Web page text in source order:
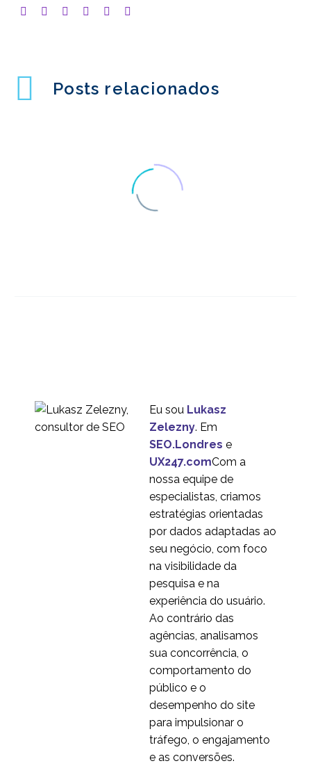
Posts relacionados
Estudos de Diário de
Experiência do Usuário
1
12 mar 2014
UX de plataformas de
moedas criptográficas
4
11 de junho de 2019
Abandono da cesta de
comércio eletrônico e
experiência do usuário1
Ferramentas móveis
2
A diferença entre
pesquisa de mercado e
experiência do usuário
6
Projeto centrado no
usuário em bancos
5
Como melhorar seu UX
2
Melhorar a navegação
Eu sou Lukasz
Zelezny. Em
SEO.Londres e
UX247.comCom a
nossa equipe de
especialistas, criamos
estratégias orientadas
por dados adaptadas ao
seu negócio, com foco
na visibilidade da
pesquisa e na
experiência do usuário.
Ao contrário das
agências, analisamos
sua concorrência, o
comportamento do
público e o
desempenho do site
para impulsionar o
tráfego, o engajamento
e as conversões.